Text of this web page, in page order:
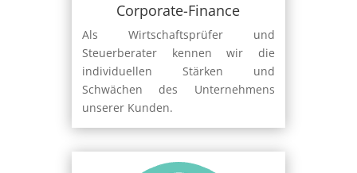
Corporate-Finance
Als Wirtschaftsprüfer und
Steuerberater kennen wir die
individuellen Stärken und
Schwächen des Unternehmens
unserer Kunden.